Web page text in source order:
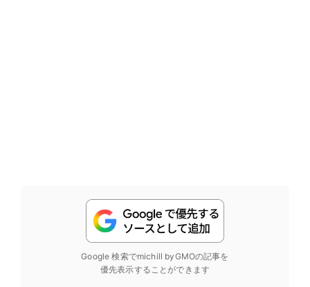
Google 検索でmichill byGMOの記事を
優先表示することができます